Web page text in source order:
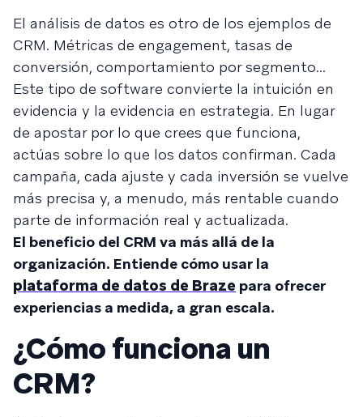
El análisis de datos es otro de los ejemplos de
CRM. Métricas de engagement, tasas de
conversión, comportamiento por segmento...
Este tipo de software convierte la intuición en
evidencia y la evidencia en estrategia. En lugar
de apostar por lo que crees que funciona,
actúas sobre lo que los datos confirman. Cada
campaña, cada ajuste y cada inversión se vuelve
más precisa y, a menudo, más rentable cuando
parte de información real y actualizada.
El beneficio del CRM va más allá de la
organización. Entiende cómo usar la
plataforma de datos de Braze para ofrecer
experiencias a medida, a gran escala.
¿Cómo funciona un
CRM?